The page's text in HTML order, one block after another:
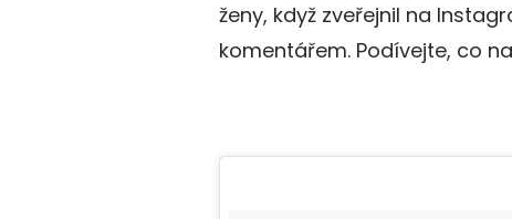
ženy, když zveřejnil na
komentářem. Podívejte, co